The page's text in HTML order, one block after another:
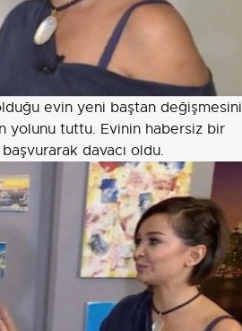
evin yeni baştan değişmesini
yolunu tuttu. Evinin habersiz bir
davacı oldu.